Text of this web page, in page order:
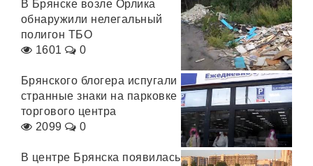
В Брянске возле Орлика
обнаружили нелегальный
полигон ТБО
1601
0
Брянского блогера испугали
странные знаки на парковке
торгового центра
2099
0
В центре Брянска появилась